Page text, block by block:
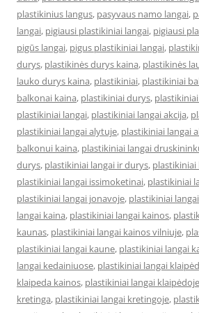
plastikinius langus, pasyvaus namo langai,
langai, pigiausi plastikiniai langai, pigiausi
pigūs langai, pigus plastikiniai langai,
durys, plastikinės durys kaina, plastikinės
lauko durys kaina, plastikiniai, plastikiniai
balkonai kaina, plastikiniai durys,
plastikiniai langai, plastikiniai langai akcija,
plastikiniai langai alytuje, plastikiniai langai
balkonui kaina, plastikiniai langai
durys, plastikiniai langai ir durys, plastikiniai
plastikiniai langai issimoketinai, plastikiniai
plastikiniai langai jonavoje, plastikiniai
langai kaina, plastikiniai langai kainos,
kaunas, plastikiniai langai kainos vilniuje,
plastikiniai langai kaune, plastikiniai langai
langai kedainiuose, plastikiniai langai
klaipeda kainos, plastikiniai langai klaipėdoje
kretinga, plastikiniai langai kretingoje,